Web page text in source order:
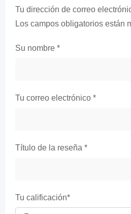
Tu dirección de correo
Los campos obligatorios están
Su nombre *
Tu correo electrónico *
Título de la reseña *
Tu calificación*